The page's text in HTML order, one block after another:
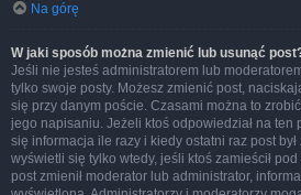
Na górę
W jaki sposób można zmienić lub usunąć
Jeśli nie jesteś administratorem lub
tylko swoje posty. Możesz zmienić post,
się przy danym poście. Czasami można to
jego napisaniu. Jeżeli ktoś odpowiedział na ten
się informacja ile razy i kiedy ostatni raz post
wyświetli się tylko wtedy, jeśli ktoś zamieścił
post zmienił moderator lub administrator,